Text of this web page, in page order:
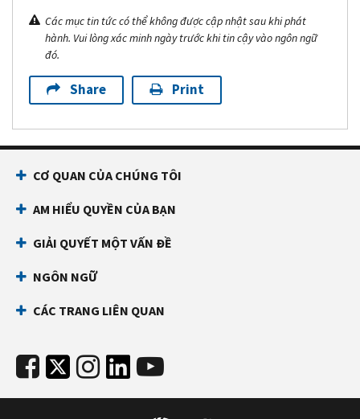
Các mục tin tức có thể không được cập nhật sau khi phát
hành. Vui lòng xác minh ngày trước khi tin cậy vào ngôn ngữ
đó.
Share Print
CƠ QUAN CỦA CHÚNG TÔI
AM HIỂU QUYỀN CỦA BẠN
GIẢI QUYẾT MỘT VẤN ĐỀ
NGÔN NGỮ
CÁC TRANG LIÊN QUAN